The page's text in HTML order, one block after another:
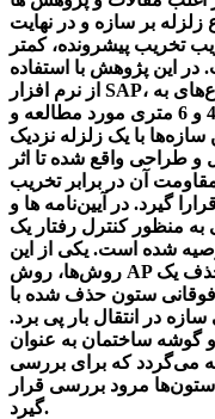
بر سازه و در نهایت
تخریب پیشرونده، کمتر
این پژوهش با استفاده
از نرم افزار SAP، هشت سازه قاب خمشی فولادی با ارتفاع‌های به
ترتیب 7 و 15 طبقه و دهانه‌های به ترتیب 4 و 6 متری مورد مطالعه و
با یک زلزله نزدیک
طراحی واقع شده تا اثر
آن در برابر تخریب
گیرد. در آیین‌نامه ها و
منظور کنترل رفتار یک
شده است. یکی از این
روش‌ها، روش AP یا مسیر جایگزین است؛ که در آن با حذف یک
ستون حذف شده با
سازه در انتقال بار پی برد.
و گوشه ساختمان به عنوان
می‌گردد که برای بررسی
مرود بررسی قرار
گیرد.